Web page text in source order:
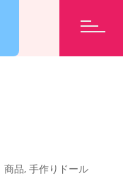
商品, 手作りドール